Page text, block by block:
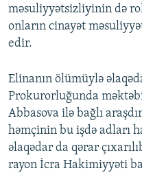
məsuliyyətsizliyinin də
onların cinayət
edir.
Elinanın ölümüylə
Prokurorluğunda
Abbasova ilə bağlı
həmçinin bu işdə adları
əlaqədar da qərar
rayon İcra Hakimiyyəti